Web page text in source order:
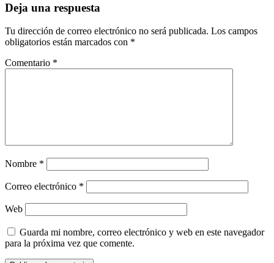
Deja una respuesta
Tu dirección de correo electrónico no será publicada. Los campos
obligatorios están marcados con *
Comentario *
Nombre *
Correo electrónico *
Web
Guarda mi nombre, correo electrónico y web en este navegador
para la próxima vez que comente.